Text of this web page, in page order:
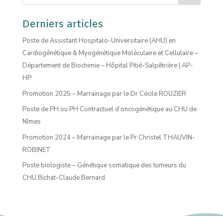
Derniers articles
Poste de Assistant Hospitalo-Universitaire (AHU) en
Cardiogénétique & Myogénétique Moléculaire et Cellulaire –
Département de Biochimie – Hôpital Pitié-Salpêtrière | AP-
HP
Promotion 2025 – Marrainage par le Dr Cécile ROUZIER
Poste de PH ou PH Contractuel d’oncogénétique au CHU de
Nîmes
Promotion 2024 – Marrainage par le Pr Christel THAUVIN-
ROBINET
Poste biologiste – Génétique somatique des tumeurs du
CHU Bichat-Claude Bernard